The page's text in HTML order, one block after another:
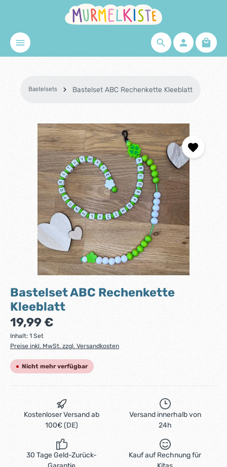
Zum Hauptinhalt springen
Bastelsets Bastelset ABC Rechenkette Kleeblatt
Bildergalerie überspringen
Bastelset ABC Rechenkette
Kleeblatt
Regulärer Preis:
19,99 €
Inhalt: 1 Set
Preise inkl. MwSt. zzgl. Versandkosten
Nicht mehr verfügbar
Kostenloser Versand ab
100€ (DE)
Versand innerhalb von
24h
30 Tage Geld-Zurück-
Kauf auf Rechnung für